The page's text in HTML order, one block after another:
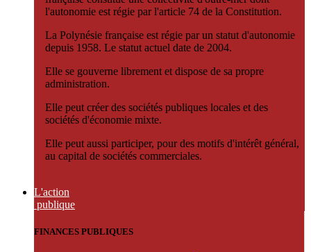
l'autonomie est régie par l'article 74 de la Constitution.
La Polynésie française est régie par un statut d'autonomie
depuis 1958. Le statut actuel date de 2004.
Elle se gouverne librement et dispose de sa propre
administration.
Elle peut créer des sociétés publiques locales et des
sociétés d'économie mixte.
Elle peut aussi participer, pour des motifs d'intérêt général,
au capital de sociétés commerciales.
L'action
publique
FINANCES PUBLIQUES